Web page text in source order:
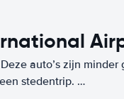
auto’s zijn minder
stedentrip.